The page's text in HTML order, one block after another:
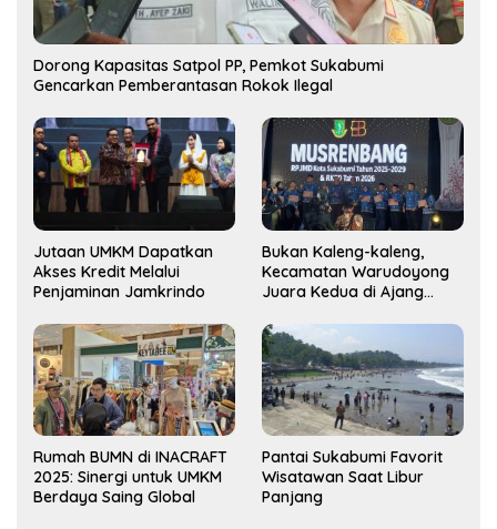
Dorong Kapasitas Satpol PP, Pemkot Sukabumi
Gencarkan Pemberantasan Rokok Ilegal
Jutaan UMKM Dapatkan
Akses Kredit Melalui
Penjaminan Jamkrindo
Bukan Kaleng-kaleng,
Kecamatan Warudoyong
Juara Kedua di Ajang
2025
Rumah BUMN di INACRAFT
2025: Sinergi untuk UMKM
Berdaya Saing Global
Pantai Sukabumi Favorit
Wisatawan Saat Libur
Panjang